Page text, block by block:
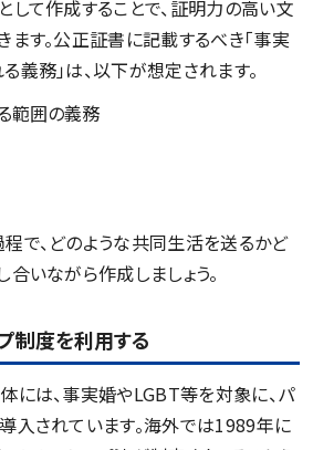
して作成することで、証明力の高い文
ます。公正証書に記載するべき「事実
義務」は、以下が想定されます。
範囲の義務
で、どのような共同生活を送るかど
いながら作成しましょう。
制度を利用する
には、事実婚やLGBT等を対象に、パ
入されています。海外では1989年に